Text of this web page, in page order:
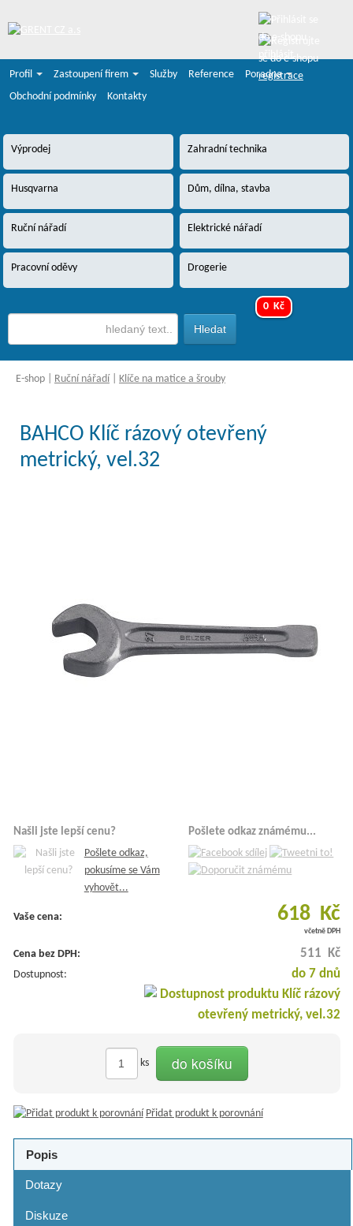
registrace
Profil
Zastoupení firem Služby Reference
Poradna
Obchodní podmínky
Kontakty
Výprodej Zahradní technika
Husqvarna Dům, dílna, stavba
Ruční nářadí Elektrické nářadí
Pracovní oděvy Drogerie
0 Kč
E-shop Ruční nářadí Klíče na matice a šrouby
BAHCO Klíč rázový otevřený
metrický, vel.32
Našli jste lepší cenu?
Pošlete odkaz,
pokusíme se Vám
vyhovět...
Pošlete odkaz známému...
Vaše cena: 618 Kč
včetně DPH
Cena bez DPH: 511 Kč
Dostupnost: do 7 dnů
ks do košíku
Přidat produkt k porovnání
Popis
Dotazy
Diskuze